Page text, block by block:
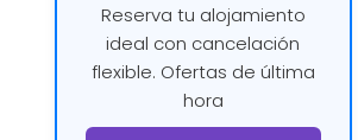
Reserva tu alojamiento
ideal con cancelación
flexible. Ofertas de última
hora